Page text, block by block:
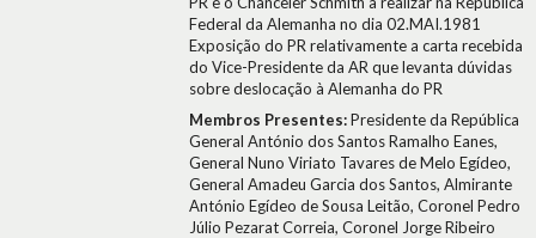
Federal da Alemanha no dia 02.MAI.1981
Exposição do PR relativamente a carta recebida
do Vice-Presidente da AR que levanta dúvidas
sobre deslocação à Alemanha do PR
Membros Presentes:Presidente da República
General António dos Santos Ramalho Eanes,
General Nuno Viriato Tavares de Melo Egídeo,
General Amadeu Garcia dos Santos, Almirante
António Egídeo de Sousa Leitão, Coronel Pedro
Júlio Pezarat Correia, Coronel Jorge Ribeiro